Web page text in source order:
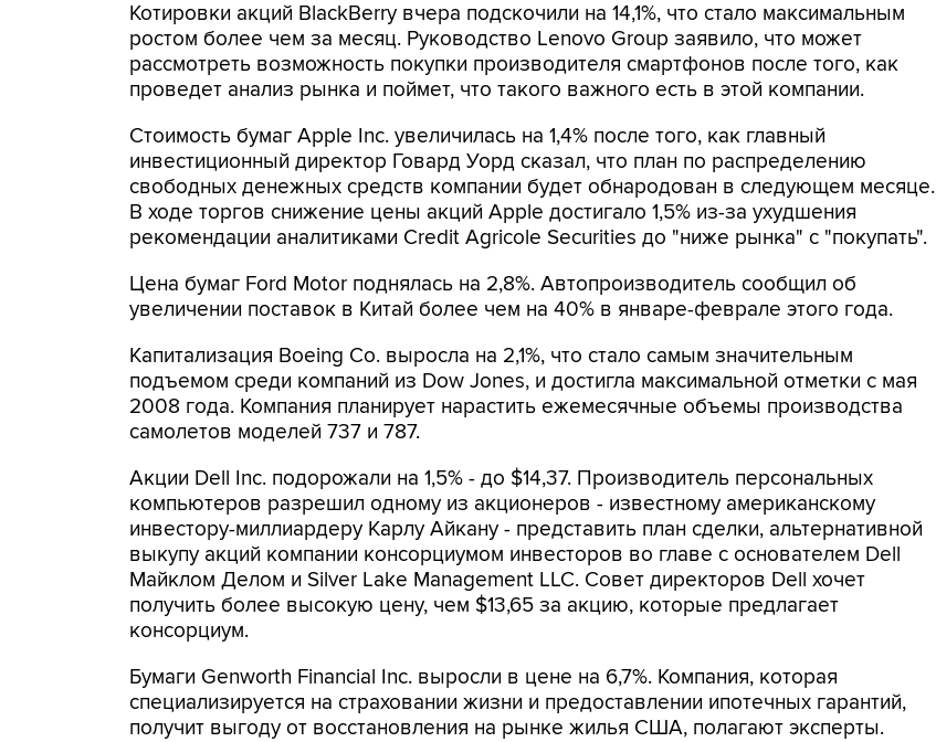
Котировки акций BlackBerry вчера подскочили на 14,1%, что стало максимальным
ростом более чем за месяц. Руководство Lenovo Group заявило, что может
рассмотреть возможность покупки производителя смартфонов после того, как
проведет анализ рынка и поймет, что такого важного есть в этой компании.
Стоимость бумаг Apple Inc. увеличилась на 1,4% после того, как главный
инвестиционный директор Говард Уорд сказал, что план по распределению
свободных денежных средств компании будет обнародован в следующем месяце.
В ходе торгов снижение цены акций Apple достигало 1,5% из-за ухудшения
рекомендации аналитиками Credit Agricole Securities до "ниже рынка" с "покупать".
Цена бумаг Ford Motor поднялась на 2,8%. Автопроизводитель сообщил об
увеличении поставок в Китай более чем на 40% в январе-феврале этого года.
Капитализация Boeing Co. выросла на 2,1%, что стало самым значительным
подъемом среди компаний из Dow Jones, и достигла максимальной отметки с мая
2008 года. Компания планирует нарастить ежемесячные объемы производства
самолетов моделей 737 и 787.
Акции Dell Inc. подорожали на 1,5% - до $14,37. Производитель персональных
компьютеров разрешил одному из акционеров - известному американскому
инвестору-миллиардеру Карлу Айкану - представить план сделки, альтернативной
выкупу акций компании консорциумом инвесторов во главе с основателем Dell
Майклом Делом и Silver Lake Management LLC. Совет директоров Dell хочет
получить более высокую цену, чем $13,65 за акцию, которые предлагает
консорциум.
Бумаги Genworth Financial Inc. выросли в цене на 6,7%. Компания, которая
специализируется на страховании жизни и предоставлении ипотечных гарантий,
получит выгоду от восстановления на рынке жилья США, полагают эксперты.